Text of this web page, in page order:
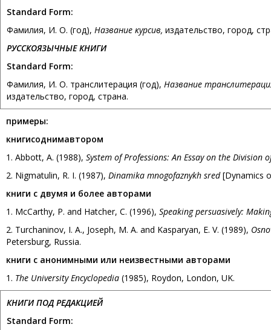
Standard Form:
Фамилия, И. О. (год), Название курсив, издательство, город,
РУССКОЯЗЫЧНЫЕ КНИГИ
Standard Form:
Фамилия, И. О. транслитерация (год), Название
издательство, город, страна.
примеры:
книгисоднимавтором
1. Abbott, A. (1988), System of Professions: An Essay on the Division
2. Nigmatulin, R. I. (1987), Dinamika mnogofaznykh sred[Dynamics
книги с двумя и более авторами
1. McCarthy, P. and Hatcher, C. (1996), Speaking persuasively:
2. Turchaninov, I. A., Joseph, M. A. and Kasparyan, E. V. (1989),
Petersburg, Russia.
книги с анонимными или неизвестными авторами
1. The University Encyclopedia (1985), Roydon, London, UK.
КНИГИ ПОД РЕДАКЦИЕЙ
Standard Form: